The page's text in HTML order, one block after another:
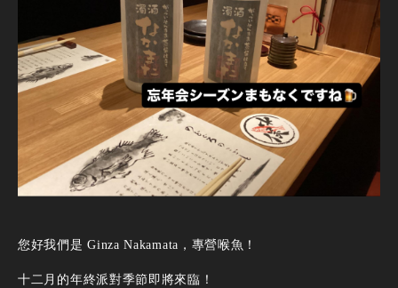
您好我們是 Ginza Nakamata，專營喉魚！
十二月的年終派對季節即將來臨！